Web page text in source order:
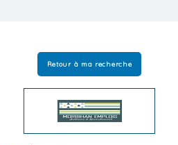
Retour à ma recherche